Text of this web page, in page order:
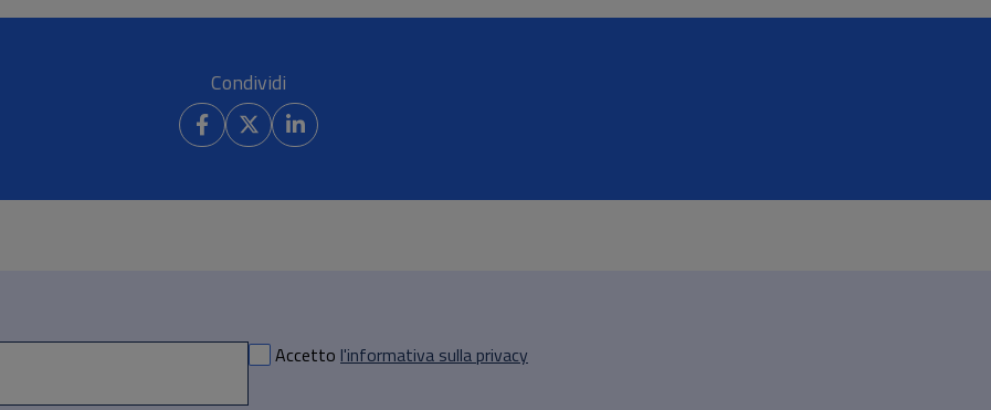
Condividi
Accetto l'informativa sulla privacy